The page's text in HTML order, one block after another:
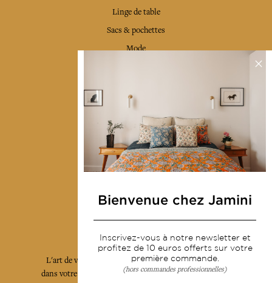
Linge de table
Sacs & pochettes
Mode
Livraison & retour
CGV
Devenir revendeur
Notre communauté
L'art de vivre JAMINI raconté avec poésie et élégance
dans votre boîte mail. Inscrivez vous à notre newsletter
Bienvenue chez Jamini
Inscrivez-vous à notre newsletter et
profitez de 10 euros offerts sur votre
première commande.
(hors commandes professionnelles)